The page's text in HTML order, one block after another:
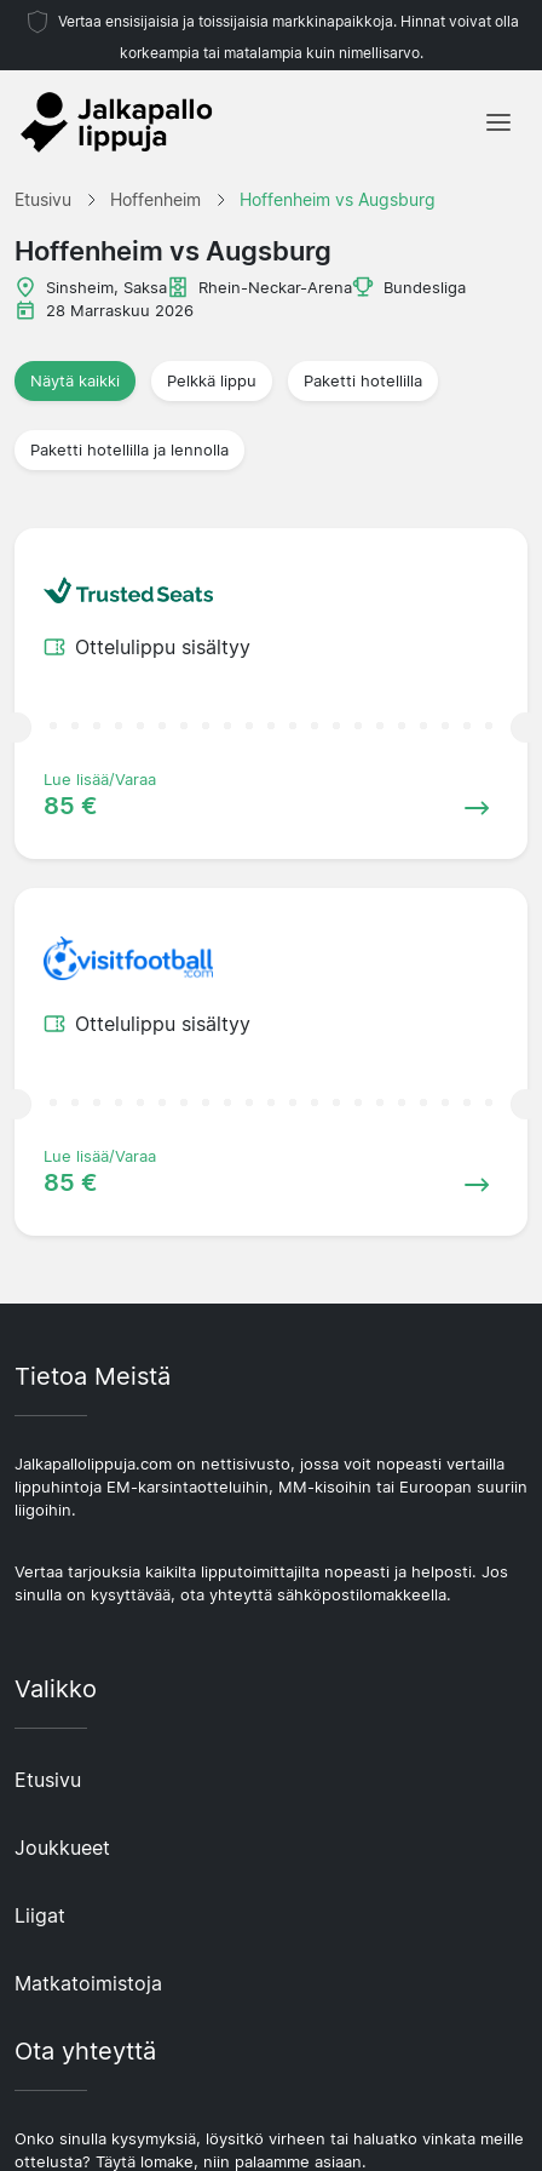
Vertaa ensisijaisia ja toissijaisia markkinapaikkoja. Hinnat voivat olla
korkeampia tai matalampia kuin nimellisarvo.
Liigat
Etusivu Hoffenheim Hoffenheim vs Augsburg
Hoffenheim vs Augsburg
Sinsheim, Saksa Rhein-Neckar-Arena
Bundesliga
28 Marraskuu 2026
Näytä kaikki Pelkkä lippu Paketti hotellilla
Paketti hotellilla ja lennolla
Ottelulippu sisältyy
Lue lisää/Varaa
85 €
Ottelulippu sisältyy
Lue lisää/Varaa
85 €
Tietoa Meistä
Jalkapallolippuja.com on nettisivusto, jossa voit nopeasti vertailla
lippuhintoja EM-karsintaotteluihin, MM-kisoihin tai Euroopan suuriin
liigoihin.
Vertaa tarjouksia kaikilta lipputoimittajilta nopeasti ja helposti. Jos
sinulla on kysyttävää, ota yhteyttä sähköpostilomakkeella.
Valikko
Etusivu
Joukkueet
Liigat
Matkatoimistoja
Ota yhteyttä
Onko sinulla kysymyksiä, löysitkö virheen tai haluatko vinkata meille
ottelusta? Täytä lomake, niin palaamme asiaan.